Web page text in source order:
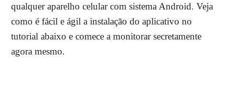
qualquer aparelho celular com sistema Android. Veja
como é fácil e ágil a instalação do aplicativo no
tutorial abaixo e comece a monitorar secretamente
agora mesmo.